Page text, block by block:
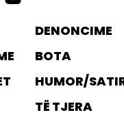
DENONCIME
BOTA
HUMOR/
TË TJERA